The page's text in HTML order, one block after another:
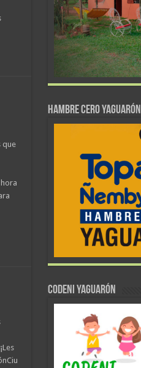
que
Hambre Cero Yaguarón
CODENI YAGUARÓN